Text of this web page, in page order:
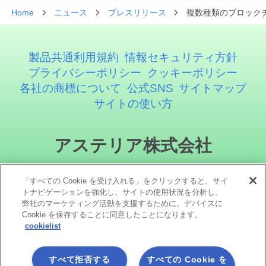
Home ニュース プレスリリース 複数種類のブロック
製品共通利用規約 情報セキュリティ方針
プライバシーポリシー
クッキーポリシー
各社の商標について 公式SNS サイトマップ
サイトの使い方
アステリア株式会社
ソーシャルメディア
「すべての Cookie を受け入れる」をクリックすると、サイ
トナビゲーションを強化し、サイトの使用状況を分析し、
弊社のマーケティング活動を支援するために、デバイスに
Cookie を保存することに同意したことになります。
cookielist
すべての Cookie を
すべて拒否する